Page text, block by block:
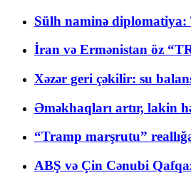
Sülh naminə diplomatiya:
İran və Ermənistan öz
Xəzər geri çəkilir: su
Əməkhaqları artır, lakin
“Tramp marşrutu”
ABŞ və Çin Cənubi